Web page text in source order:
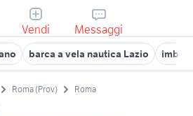
Vendi Messaggi
barca a vela nautica Lazio
Roma (Prov) Roma